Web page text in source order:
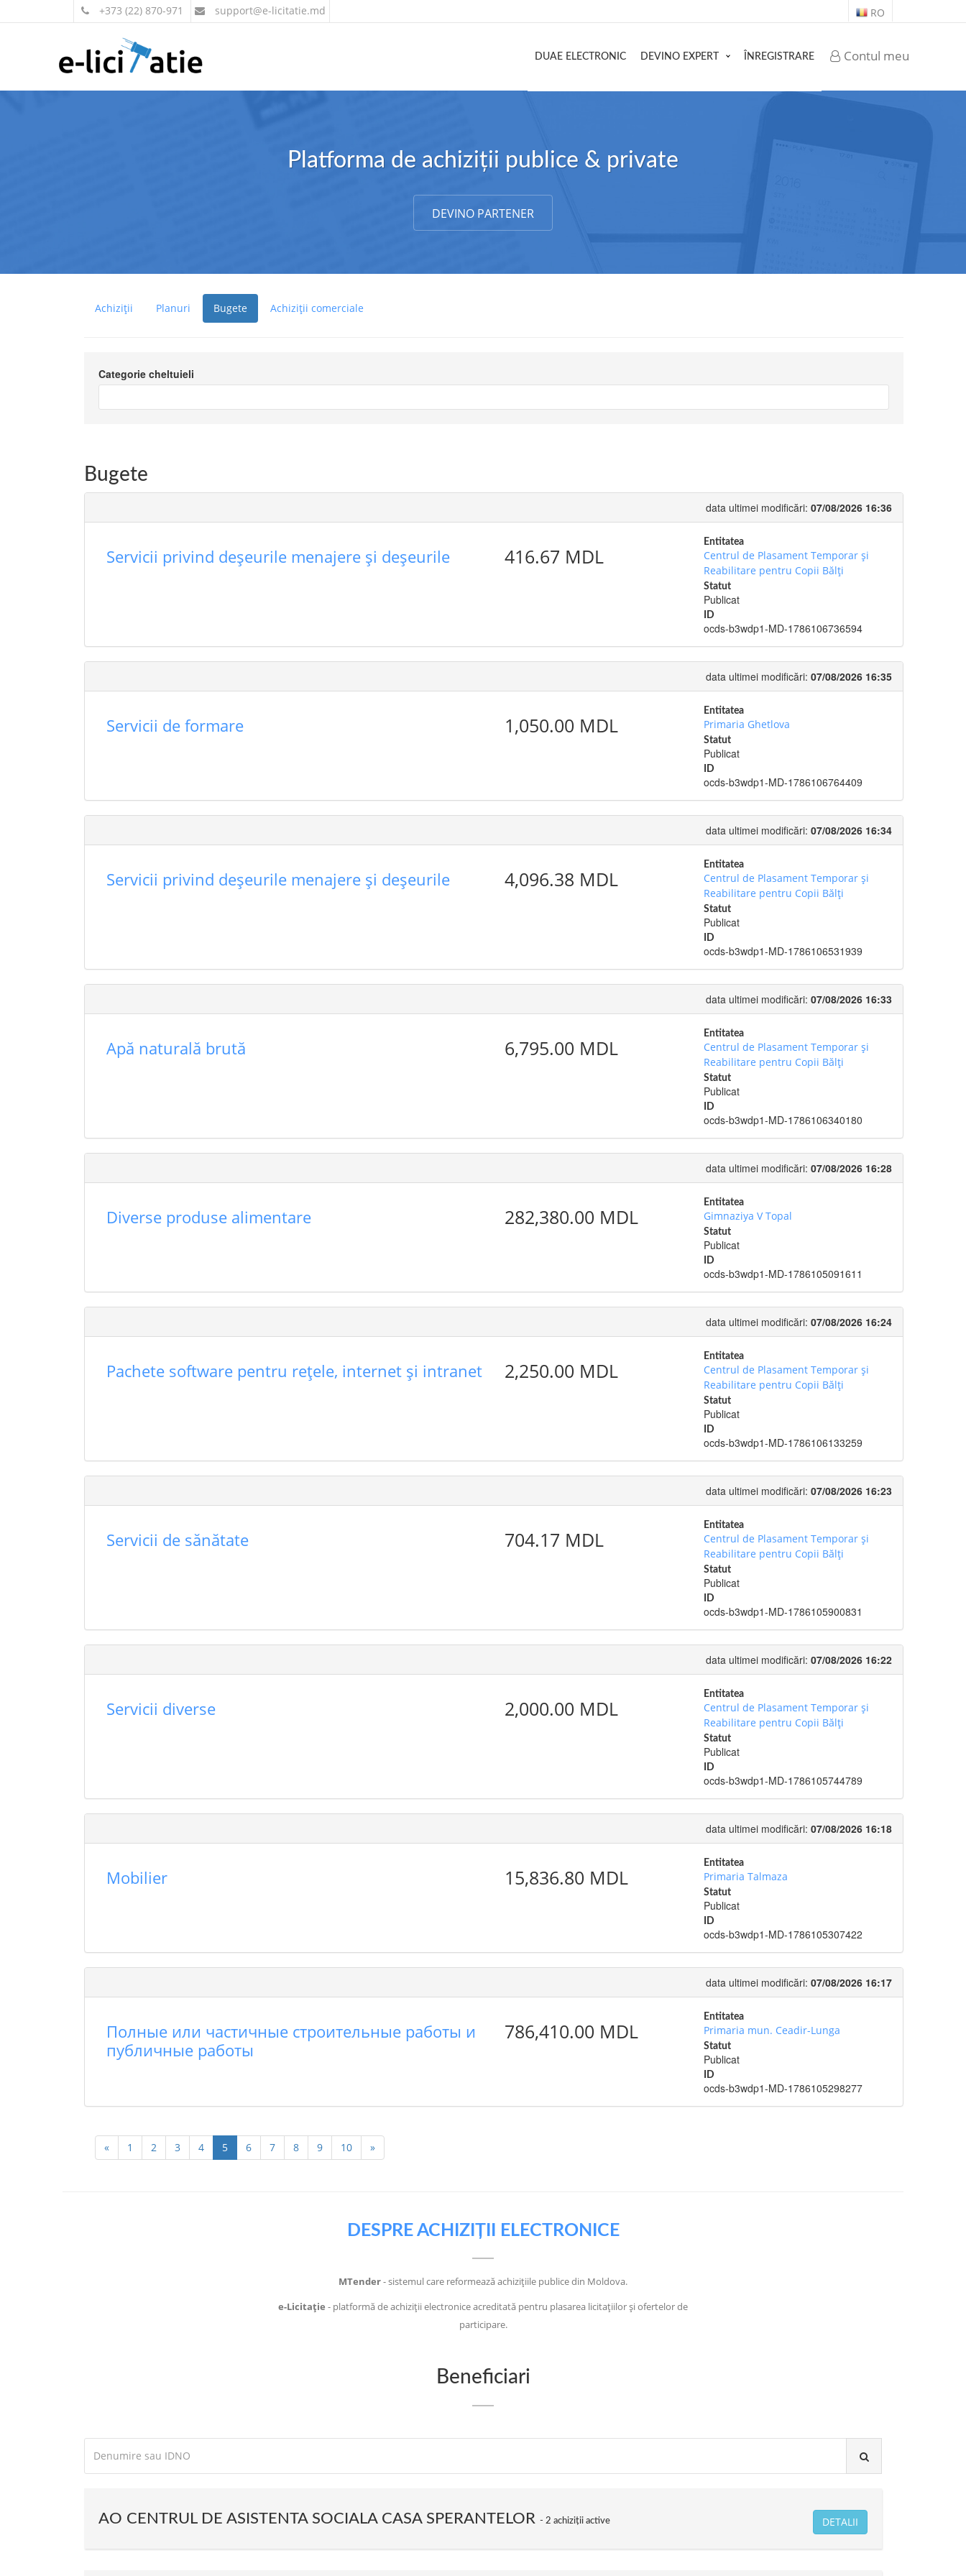
+373 (22) 870-971 support@e-licitatie.md RO
Contul meu
DUAE ELECTRONIC DEVINO EXPERT ÎNREGISTRARE
Platforma de achiziții publice & private
DEVINO PARTENER
Achiziții Planuri Bugete Achiziții comerciale
Categorie cheltuieli
Bugete
data ultimei modificări: 07/08/2026 16:36
Servicii privind deşeurile menajere şi deşeurile 416.67 MDL
Entitatea
Centrul de Plasament Temporar şi
Reabilitare pentru Copii Bălţi
Statut
Publicat
ID
ocds-b3wdp1-MD-1786106736594
data ultimei modificări: 07/08/2026 16:35
Servicii de formare 1,050.00 MDL
Entitatea
Primaria Ghetlova
Statut
Publicat
ID
ocds-b3wdp1-MD-1786106764409
data ultimei modificări: 07/08/2026 16:34
Servicii privind deşeurile menajere şi deşeurile 4,096.38 MDL
Entitatea
Centrul de Plasament Temporar şi
Reabilitare pentru Copii Bălţi
Statut
Publicat
ID
ocds-b3wdp1-MD-1786106531939
data ultimei modificări: 07/08/2026 16:33
Apă naturală brută 6,795.00 MDL
Entitatea
Centrul de Plasament Temporar şi
Reabilitare pentru Copii Bălţi
Statut
Publicat
ID
ocds-b3wdp1-MD-1786106340180
data ultimei modificări: 07/08/2026 16:28
Diverse produse alimentare 282,380.00 MDL
Entitatea
Gimnaziya V Topal
Statut
Publicat
ID
ocds-b3wdp1-MD-1786105091611
data ultimei modificări: 07/08/2026 16:24
Pachete software pentru reţele, internet şi intranet 2,250.00 MDL
Entitatea
Centrul de Plasament Temporar şi
Reabilitare pentru Copii Bălţi
Statut
Publicat
ID
ocds-b3wdp1-MD-1786106133259
data ultimei modificări: 07/08/2026 16:23
Servicii de sănătate 704.17 MDL
Entitatea
Centrul de Plasament Temporar şi
Reabilitare pentru Copii Bălţi
Statut
Publicat
ID
ocds-b3wdp1-MD-1786105900831
data ultimei modificări: 07/08/2026 16:22
Servicii diverse 2,000.00 MDL
Entitatea
Centrul de Plasament Temporar şi
Reabilitare pentru Copii Bălţi
Statut
Publicat
ID
ocds-b3wdp1-MD-1786105744789
data ultimei modificări: 07/08/2026 16:18
Mobilier 15,836.80 MDL
Entitatea
Primaria Talmaza
Statut
Publicat
ID
ocds-b3wdp1-MD-1786105307422
data ultimei modificări: 07/08/2026 16:17
Полные или частичные строительные работы и
публичные работы
786,410.00 MDL
Entitatea
Primaria mun. Ceadir-Lunga
Statut
Publicat
ID
ocds-b3wdp1-MD-1786105298277
« 1 2 3 4 5 6 7 8 9 10 »
DESPRE ACHIZIȚII ELECTRONICE
MTender- sistemul care reformează achizițiile publice din Moldova.
e-Licitație - platformă de achiziții electronice acreditată pentru plasarea licitațiilor și ofertelor de
participare.
Beneficiari
AO CENTRUL DE ASISTENTA SOCIALA CASA SPERANTELOR 2 achiziții active DETALII